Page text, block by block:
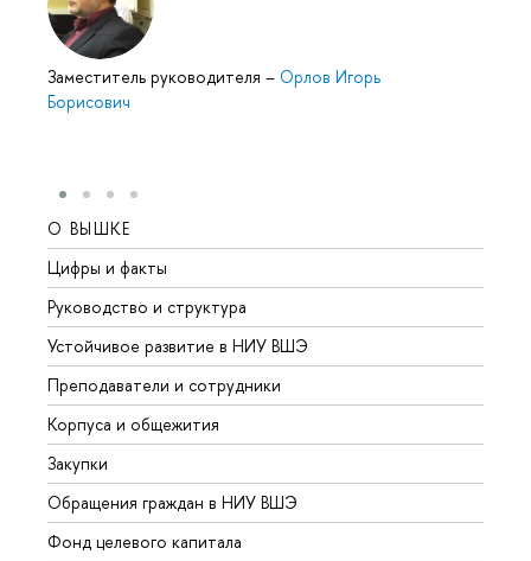
Заместитель руководителя – Орлов Игорь
Борисович
О ВЫШКЕ
Цифры и факты
Руководство и структура
Устойчивое развитие в НИУ ВШЭ
Преподаватели и сотрудники
Корпуса и общежития
Закупки
Обращения граждан в НИУ ВШЭ
Фонд целевого капитала